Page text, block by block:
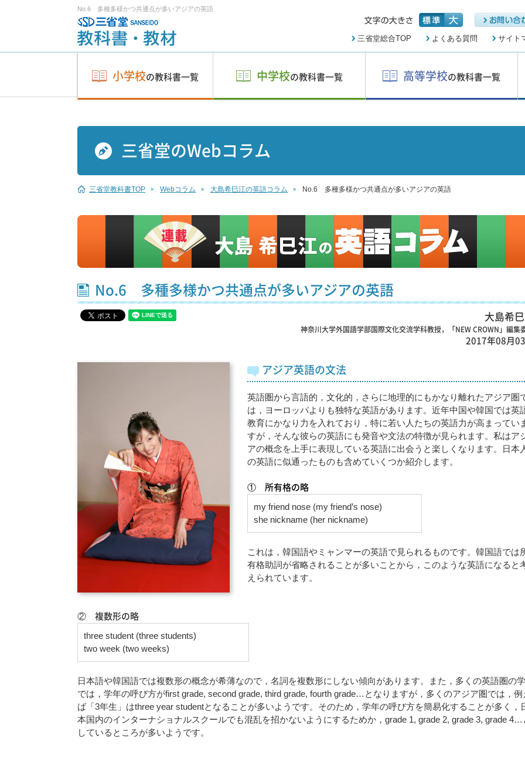
No.6 多種多様かつ共通点が多いアジアの英語
三省堂総合TOP よくある質問 サイト
小学校の教科書一覧 中学校の教科書一覧 高等学校の教科書一覧
三省堂のWebコラム
三省堂教科書TOP Webコラム 大島希巳江の英語コラム No.6 多種多様かつ共通点が多いアジアの英語
No.6 多種多様かつ共通点が多いアジアの英語
大島希
神奈川大学外国語学部国際文化交流学科教授，「NEW CROWN」編集
2017年08月
アジア英語の文法
英語圏から言語的，文化的，さらに地理的にもかなり離れたアジア圏
は，ヨーロッパよりも独特な英語があります。近年中国や韓国では英
教育にかなり力を入れており，特に若い人たちの英語力が高まってい
すが，そんな彼らの英語にも発音や文法の特徴が見られます。私はア
アの概念を上手に表現している英語に出会うと楽しくなります。日本
の英語に似通ったものも含めていくつか紹介します。
① 所有格の略
my friend nose (my friend’s nose)
she nickname (her nickname)
これは，韓国語やミャンマーの英語で見られるものです。韓国語では
有格助詞が省略されることが多いことから，このような英語になると
えられています。
② 複数形の略
three student (three students)
two week (two weeks)
日本語や韓国語では複数形の概念が希薄なので，名詞を複数形にしない傾向があります。また，多くの英語圏の
では，学年の呼び方がfirst grade, second grade, third grade, fourth grade…となりますが，多くのアジア圏では，例
ば「3年生」はthree year studentとなることが多いようです。そのため，学年の呼び方を簡易化することが多く，
本国内のインターナショナルスクールでも混乱を招かないようにするためか，grade 1, grade 2, grade 3, grade 4…
しているところが多いようです。